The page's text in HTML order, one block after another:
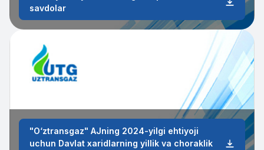
savdolar
"O‘ztransgaz" AJning 2024-yilgi ehtiyoji
uchun Davlat xaridlarning yillik va choraklik